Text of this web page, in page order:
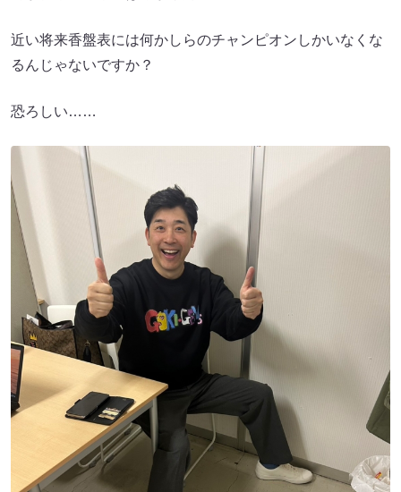
近い将来香盤表には何かしらのチャンピオンしかいなくな
るんじゃないですか？
恐ろしい……